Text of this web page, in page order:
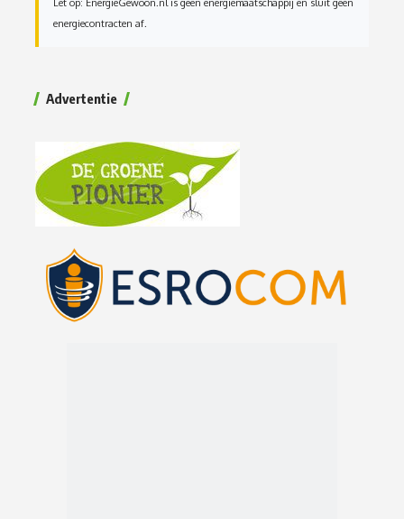
Let op: EnergieGewoon.nl is geen energiemaatschappij en sluit geen
energiecontracten af.
Advertentie